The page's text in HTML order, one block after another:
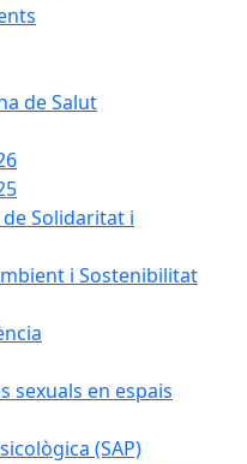
de Salut
Solidaritat i
i Sostenibilitat
sexuals en espais
(SAP)